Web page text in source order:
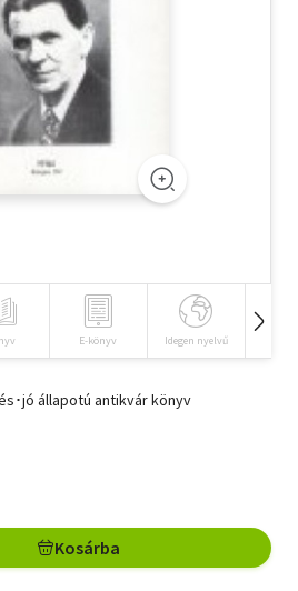
E-könyv Idegen nyelvű
･jó állapotú antikvár könyv
Kosárba